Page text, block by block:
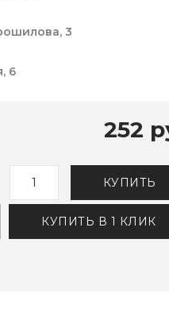
3
6
252
КУПИТЬ
КУПИТЬ В 1 КЛИК